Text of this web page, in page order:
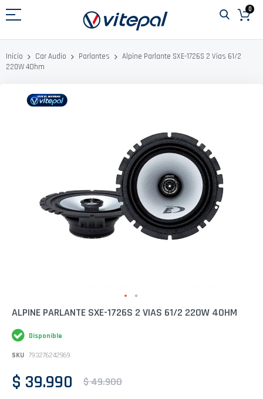
al
0
Inicio Car Audio Parlantes
Alpine Parlante SXE-1726S 2 Vias 61/2
220W 4Ohm
Saltar
comienzo
de
galería
imágenes
ALPINE PARLANTE SXE-1726S 2 VIAS 61/2 220W 4OHM
Disponible
SKU 793276242969
$ 39.990 $ 49.900